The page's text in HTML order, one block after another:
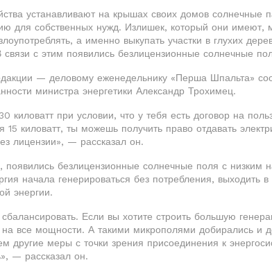
устанавливают на крышах своих домов солнечные
для собственных нужд. Излишек, который они имеют,
а именно выкупать участки в глухих
с этим появились безлицензионные солнечные
— деловому еженедельнику «Перша Шпальта»
министра энергетики Александр Трохимец.
киловатт при условии, что у тебя есть договор на
15 киловатт, ты можешь получить право отдавать
лицензии», — рассказал он.
появились безлицензионные солнечные поля с низким
начала генерироваться без потребления, выходить
энергии.
Если вы хотите строить большую
на все мощности. А такими микрополями добирались и
другие меры с точки зрения присоединения к
— рассказал он.